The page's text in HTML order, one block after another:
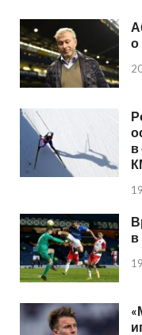
о
в
в